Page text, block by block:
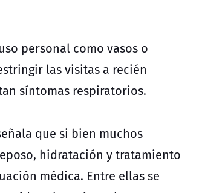
personal como vasos o
las visitas a recién
síntomas respiratorios.
que si bien muchos
hidratación y tratamiento
médica. Entre ellas se